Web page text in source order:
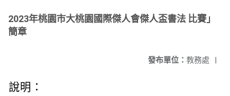
2023年桃園市大桃園國際傑人會傑人盃書法 比賽」
簡章
發布單位： 教務處 |
說明：